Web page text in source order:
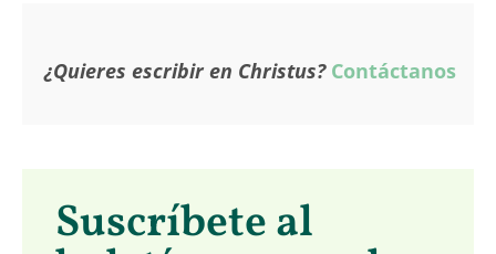
¿Quieres escribir en Christus? Contáctanos
Suscríbete al